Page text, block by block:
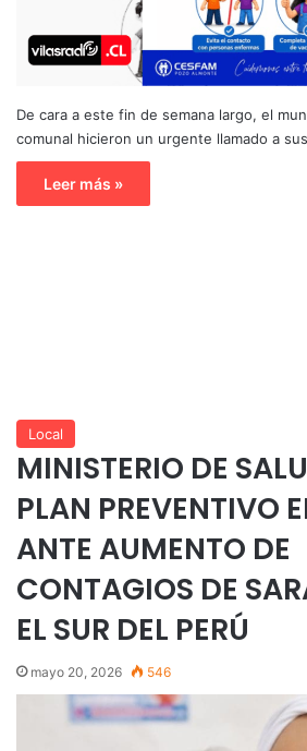
De cara a este fin de semana largo, el
comunal hicieron un urgente llamado a
Leer más »
Local
MINISTERIO DE
PLAN PREVENTIVO
ANTE AUMENTO DE
CONTAGIOS DE
EL SUR DEL PERÚ
mayo 20, 2026 546